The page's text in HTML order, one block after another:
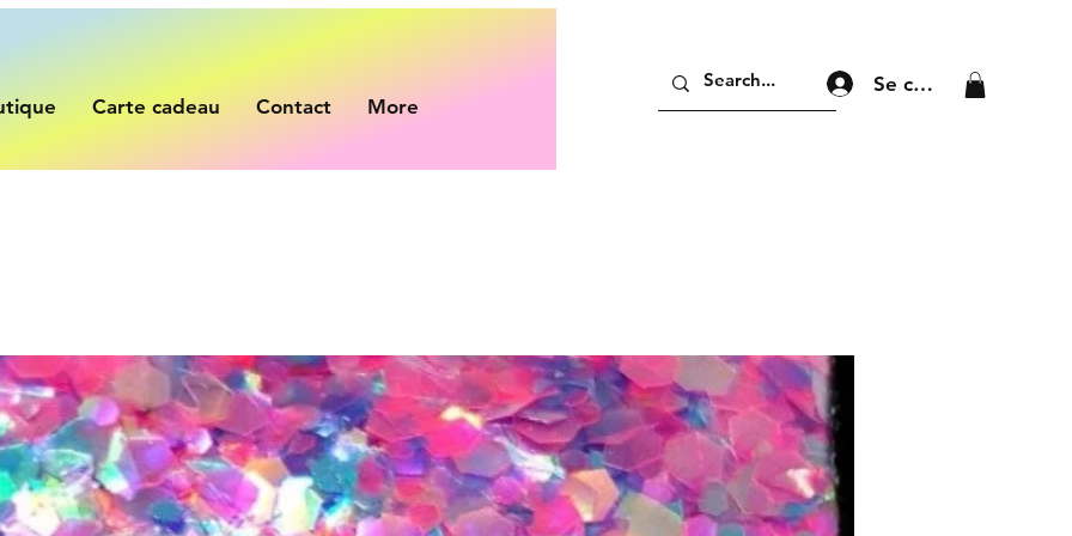
Carte cadeau Contact More
Se connecter